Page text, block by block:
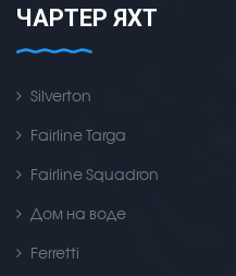
ЧАРТЕР ЯХТ
Silverton
Fairline Targa
Fairline Squadron
Дом на воде
Ferretti